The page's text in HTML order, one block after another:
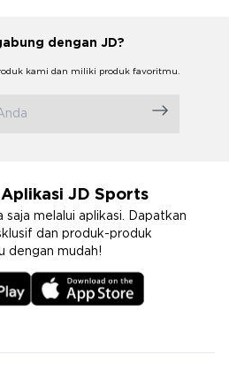
dengan JD?
kami dan miliki produk favoritmu.
JD Sports
saja melalui aplikasi. Dapatkan
dan produk-produk
dengan mudah!